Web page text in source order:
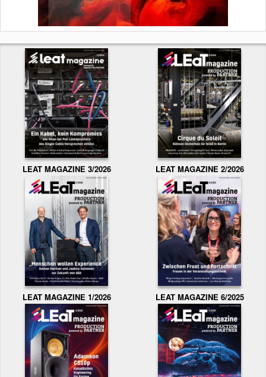
LEAT MAGAZINE 3/2026 LEAT MAGAZINE 2/2026
LEAT MAGAZINE 1/2026 LEAT MAGAZINE 6/2025